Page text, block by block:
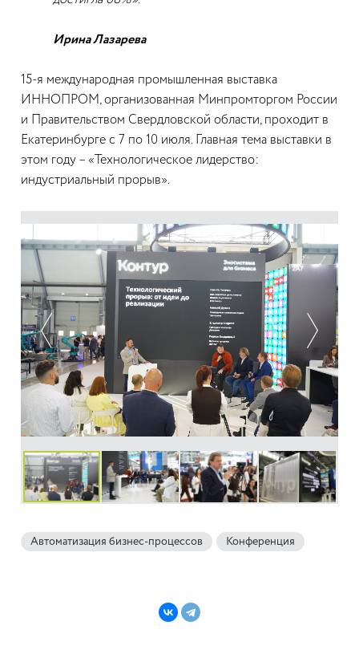
Ирина Лазарева
15-я международная промышленная выставка
ИННОПРОМ, организованная Минпромторгом России
и Правительством Свердловской области, проходит в
Екатеринбурге с 7 по 10 июля. Главная тема выставки в
этом году – «Технологическое лидерство:
индустриальный прорыв»‎.
Автоматизация бизнес-процессов Конференция